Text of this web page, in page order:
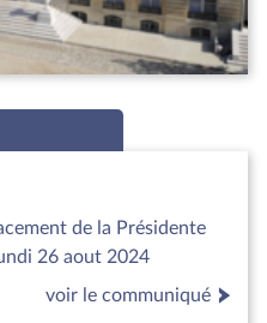
de la Présidente
26 aout 2024
voir le communiqué